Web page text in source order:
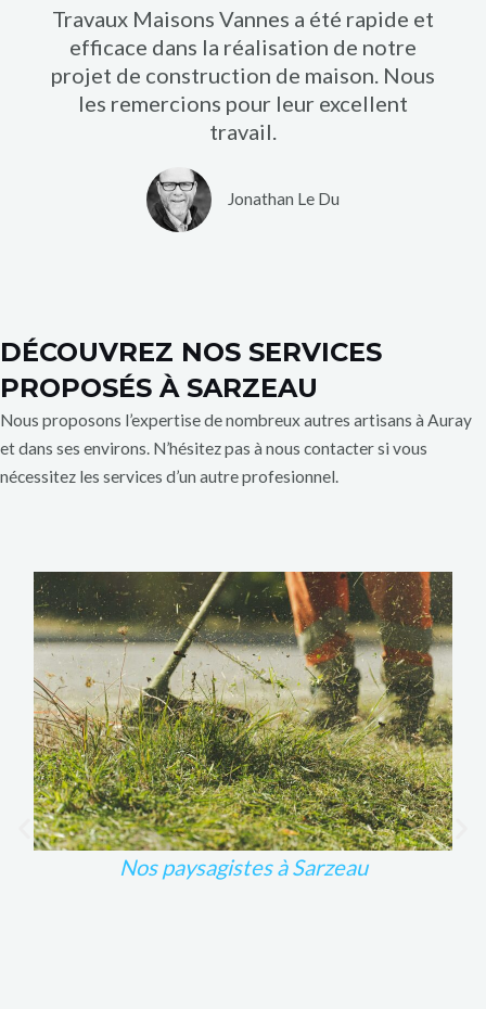
o
t
é
5
Travaux Maisons Vannes a été rapide et
efficace dans la réalisation de notre
projet de construction de maison. Nous
les remercions pour leur excellent
travail.
Jonathan Le Du
DÉCOUVREZ NOS SERVICES
PROPOSÉS À SARZEAU
Nous proposons l’expertise de nombreux autres artisans à Auray
et dans ses environs. N’hésitez pas à nous contacter si vous
nécessitez les services d’un autre profesionnel.
Nos paysagistes à Sarzeau